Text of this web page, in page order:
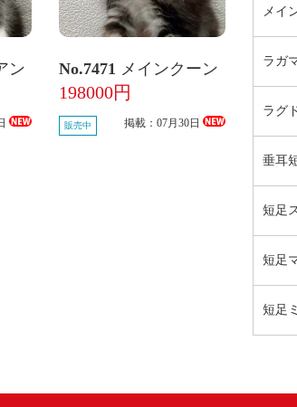
ン No.7471 メインクーン
198000円
販売中 掲載：07月30日
メイ
ラガ
ラグ
垂耳
短足
短足
短足